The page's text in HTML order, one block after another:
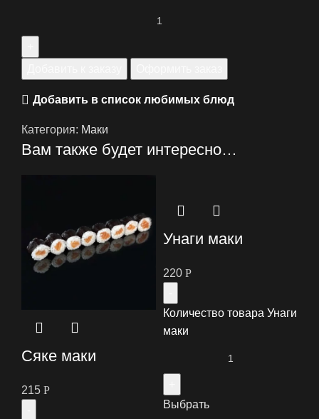
Добавить в список любимых блюд
Категория: Маки
Вам также будет интересно…
Сяке маки
215 Р
Унаги маки
220 Р
Количество товара Унаги
маки
Выбрать